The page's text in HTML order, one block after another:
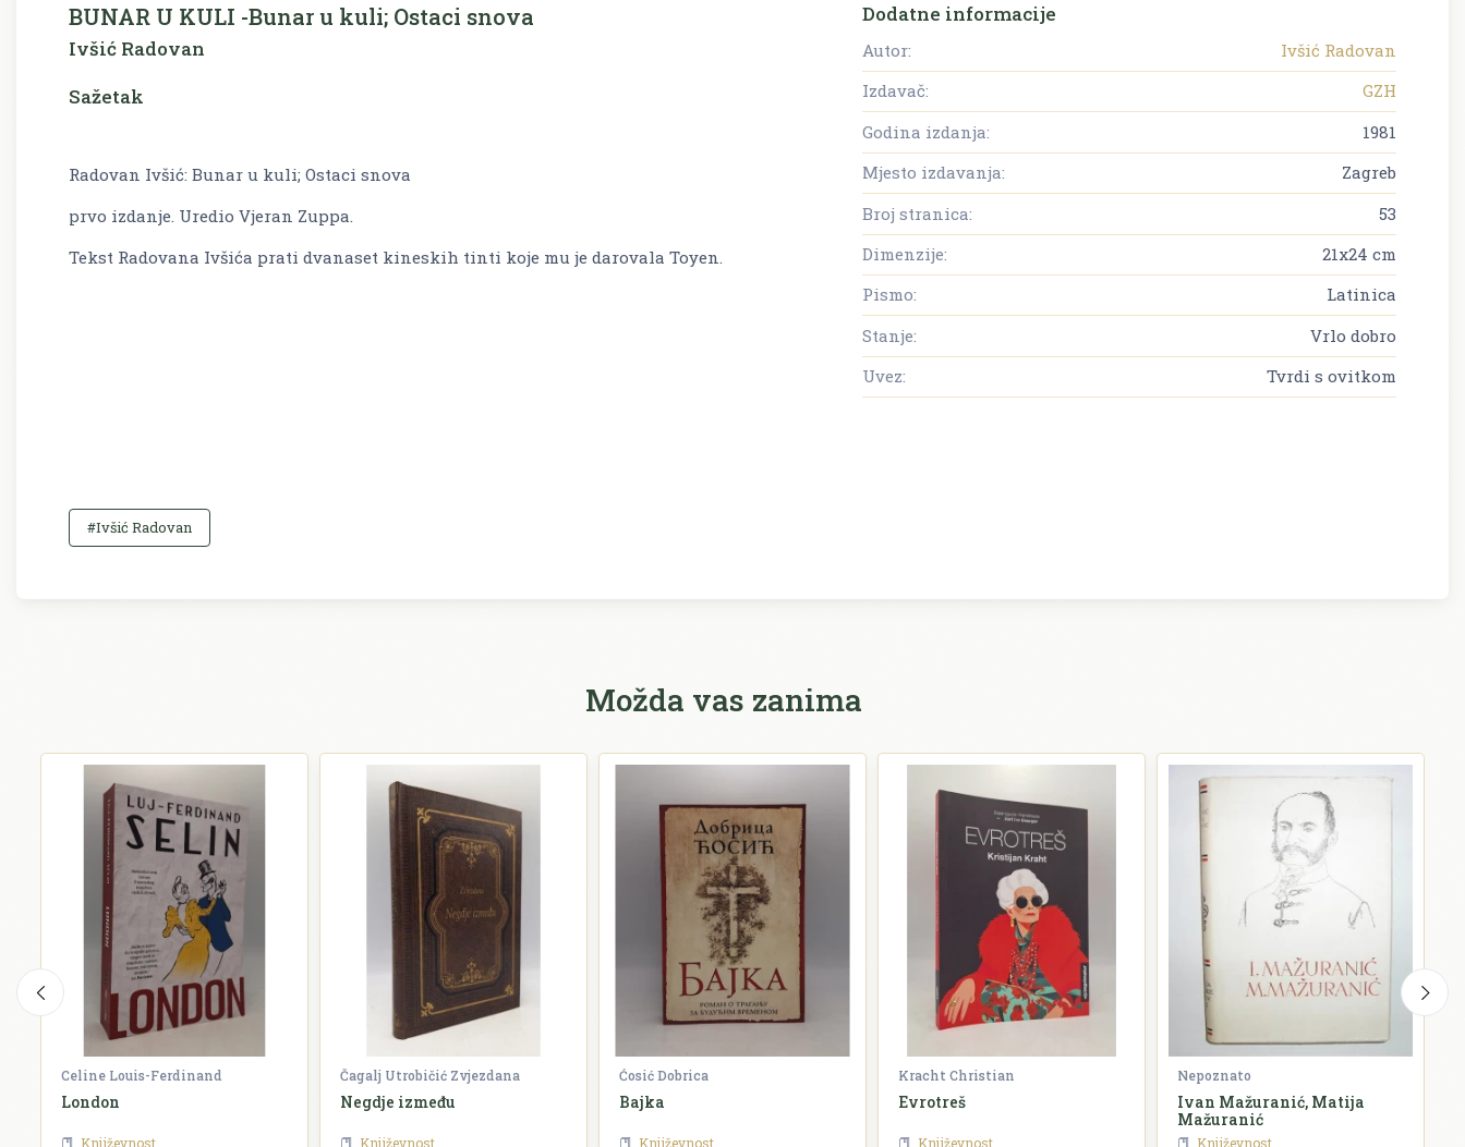
BUNAR U KULI -Bunar u kuli; Ostaci snova
Ivšić Radovan
Sažetak
Radovan Ivšić: Bunar u kuli; Ostaci snova
prvo izdanje. Uredio Vjeran Zuppa.
Tekst Radovana Ivšića prati dvanaset kineskih tinti koje mu je darovala Toyen.
#Ivšić Radovan
Dodatne informacije
Autor:
Ivšić Radovan
Izdavač:
GZH
Godina izdanja:
1981
Mjesto izdavanja:
Zagreb
Broj stranica:
53
Dimenzije:
21x24 cm
Pismo:
Latinica
Stanje:
Vrlo dobro
Uvez:
Tvrdi s ovitkom
Možda vas zanima
Celine Louis-Ferdinand
London
Književnost
Čagalj Utrobičić Zvjezdana
Negdje između
Književnost
Ćosić Dobrica
Bajka
Književnost
Kracht Christian
Evrotreš
Književnost
Nepoznato
Ivan Mažuranić, Matija
Mažuranić
Književnost